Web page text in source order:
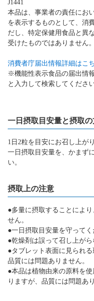
J1441
本品は、事業者の責任にお
を表示するものとして、消
だし、特定保健用食品と異
受けたものではありません。
消費者庁届出情報詳細はこ
※機能性表示食品の届出情
と入力して検索してください
一日摂取目安量と摂取
1日2粒を目安にお召し上が
一日摂取目安量を、かまず
い。
摂取上の注意
●多量に摂取することによ
せん。
●一日摂取目安量を守ってく
●乾燥剤は誤って召し上がら
●タブレット表面に見られ
品質には問題ありません。
●本品は植物由来の原料を
りますが、品質には問題あ